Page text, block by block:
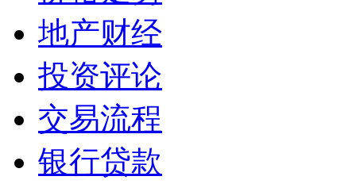
地产财经
投资评论
交易流程
银行贷款